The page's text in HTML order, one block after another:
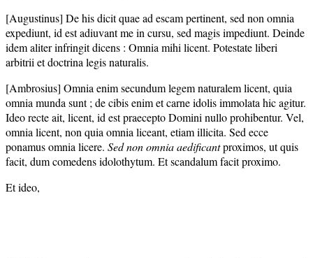
[Augustinus] De his dicit quae ad escam pertinent, sed non omnia
expediunt, id est adiuvant me in cursu, sed magis impediunt. Deinde
idem aliter infringit dicens : Omnia mihi licent. Potestate liberi
arbitrii et doctrina legis naturalis.
[Ambrosius] Omnia enim secundum legem naturalem licent, quia
omnia munda sunt ; de cibis enim et carne idolis immolata hic agitur.
Ideo recte ait, licent, id est praecepto Domini nullo prohibentur. Vel,
omnia licent, non quia omnia liceant, etiam illicita. Sed ecce
ponamus omnia licere. Sed non omnia aedificantproximos, ut quis
facit, dum comedens idolothytum. Et scandalum facit proximo.
Et ideo,